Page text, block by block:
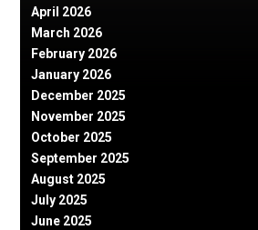
April 2026
March 2026
February 2026
January 2026
December 2025
November 2025
October 2025
September 2025
August 2025
July 2025
June 2025